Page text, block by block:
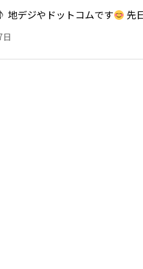
地デジやドットコムです 先